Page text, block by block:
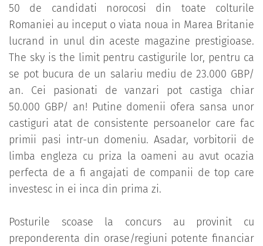
50 de candidati norocosi din toate colturile
Romaniei au inceput o viata noua in Marea Britanie
lucrand in unul din aceste magazine prestigioase.
The sky is the limit pentru castigurile lor, pentru ca
se pot bucura de un salariu mediu de 23.000 GBP/
an. Cei pasionati de vanzari pot castiga chiar
50.000 GBP/ an! Putine domenii ofera sansa unor
castiguri atat de consistente persoanelor care fac
primii pasi intr-un domeniu. Asadar, vorbitorii de
limba engleza cu priza la oameni au avut ocazia
perfecta de a fi angajati de companii de top care
investesc in ei inca din prima zi.
Posturile scoase la concurs au provinit cu
preponderenta din orase/regiuni potente financiar